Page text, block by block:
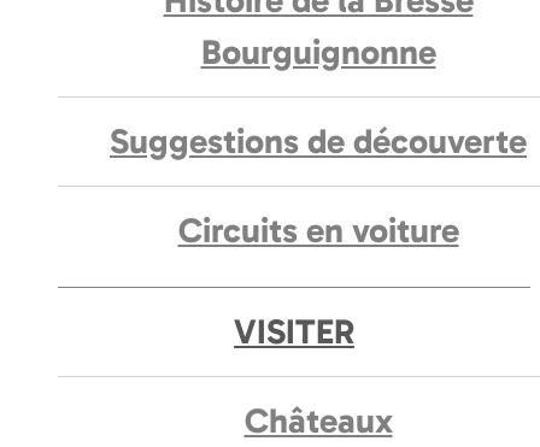
Bourguignonne
Suggestions de découverte
Circuits en voiture
VISITER
Châteaux